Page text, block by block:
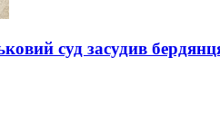
суд засудив